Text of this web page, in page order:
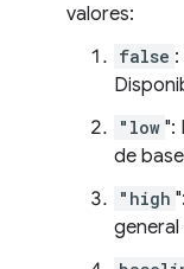
valores:
false
"low ":
de
"high
general